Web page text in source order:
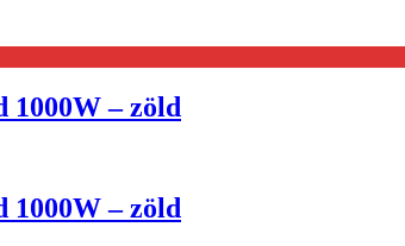
– zöld
– zöld